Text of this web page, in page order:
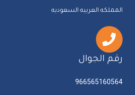
المملكه العربيه السعوديه
رقم الجوال
966565160564